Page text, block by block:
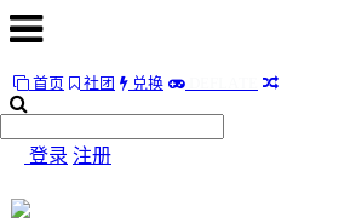
首页 社团 兑换
登录 注册
首
社